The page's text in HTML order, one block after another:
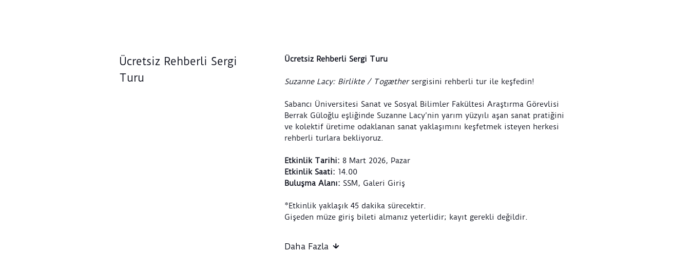
Ücretsiz Rehberli Sergi
Turu
Ücretsiz Rehberli Sergi Turu
Suzanne Lacy: Birlikte / Togæther sergisini rehberli tur ile keşfedin!
Sabancı Üniversitesi Sanat ve Sosyal Bilimler Fakültesi Araştırma Görevlisi
Berrak Güloğlu eşliğinde Suzanne Lacy’nin yarım yüzyılı aşan sanat pratiğini
ve kolektif üretime odaklanan sanat yaklaşımını keşfetmek isteyen herkesi
rehberli turlara bekliyoruz.
Etkinlik Tarihi: 8 Mart 2026, Pazar
Etkinlik Saati: 14.00
Buluşma Alanı: SSM, Galeri Giriş
*Etkinlik yaklaşık 45 dakika sürecektir.
Gişeden müze giriş bileti almanız yeterlidir; kayıt gerekli değildir.
Belirtilen saat etkinliğin başlangıç saatidir.
Daha Fazla